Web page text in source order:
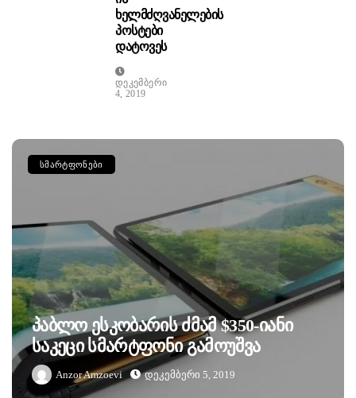
Ხელმძღვანელების
Პოსტები
Დატოვეს
Დეკემბერი
4, 2019
ᲡᲛᲐᲠᲢᲤᲝᲜᲔᲑᲘ
Პაბლო Ესკობარის Ძმამ $350-Იანი
Საკეცი Სმარტფონი Გამოუშვა
Anzor Amzoevi Დეკემბერი 5, 2019